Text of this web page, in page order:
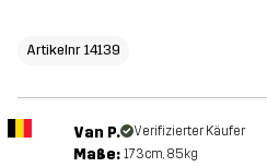
Artikelnr 14139
Van P. Verifizierter Käufer
Maße: 173cm, 85kg